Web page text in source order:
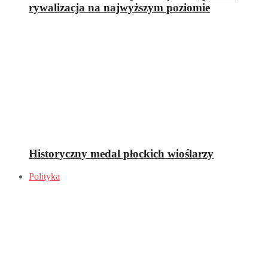
rywalizacja na najwyższym poziomie
Historyczny medal płockich wioślarzy
Polityka